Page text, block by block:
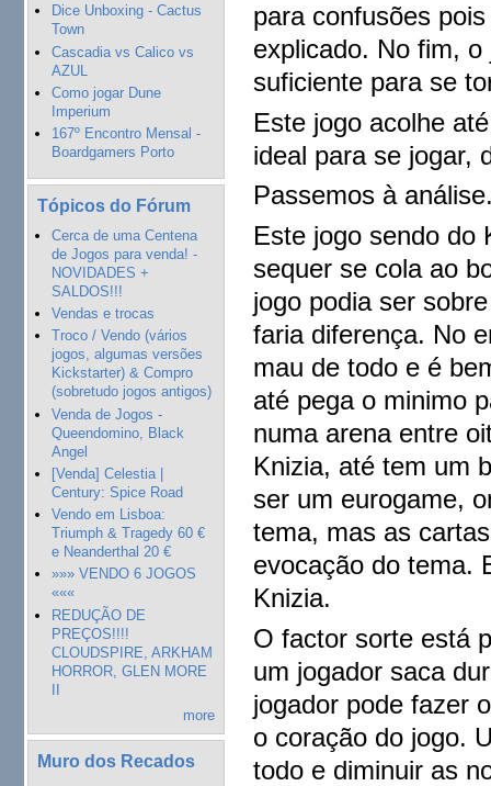
Dice Unboxing - Cactus
Town
Cascadia vs Calico vs
AZUL
Como jogar Dune
Imperium
167º Encontro Mensal -
Boardgamers Porto
Tópicos do Fórum
Cerca de uma Centena
de Jogos para venda! -
NOVIDADES +
SALDOS!!!
Vendas e trocas
Troco / Vendo (vários
jogos, algumas versões
Kickstarter) & Compro
(sobretudo jogos antigos)
Venda de Jogos -
Queendomino, Black
Angel
[Venda] Celestia |
Century: Spice Road
Vendo em Lisboa:
Triumph & Tragedy 60 €
e Neanderthal 20 €
»»» VENDO 6 JOGOS
«««
REDUÇÃO DE
PREÇOS!!!!
CLOUDSPIRE, ARKHAM
HORROR, GLEN MORE
II
more
Muro dos Recados
para confusões
explicado. No fim,
suficiente para se
Este jogo acolhe
ideal para se jogar,
Passemos à
Este jogo sendo do
sequer se cola ao
jogo podia ser
faria diferença. No
mau de todo e é
até pega o minimo
numa arena entre
Knizia, até tem um
ser um eurogame,
tema, mas as
evocação do tema.
Knizia.
O factor sorte está
um jogador saca
jogador pode fazer
o coração do jogo.
todo e diminuir as